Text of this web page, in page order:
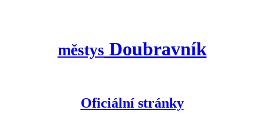
městys Doubravník
Oficiální stránky